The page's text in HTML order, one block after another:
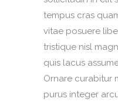
tempus cras
vitae posuere
tristique nisl
quis lacus
Ornare curabitur
purus integer